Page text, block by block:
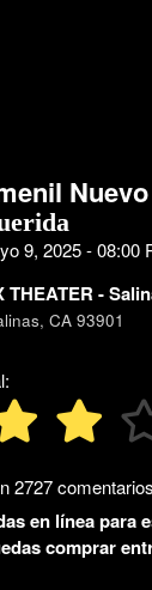
9, 2025 - 08:00
THEATER -
CA 93901
2727 comentarios
en línea para
comprar